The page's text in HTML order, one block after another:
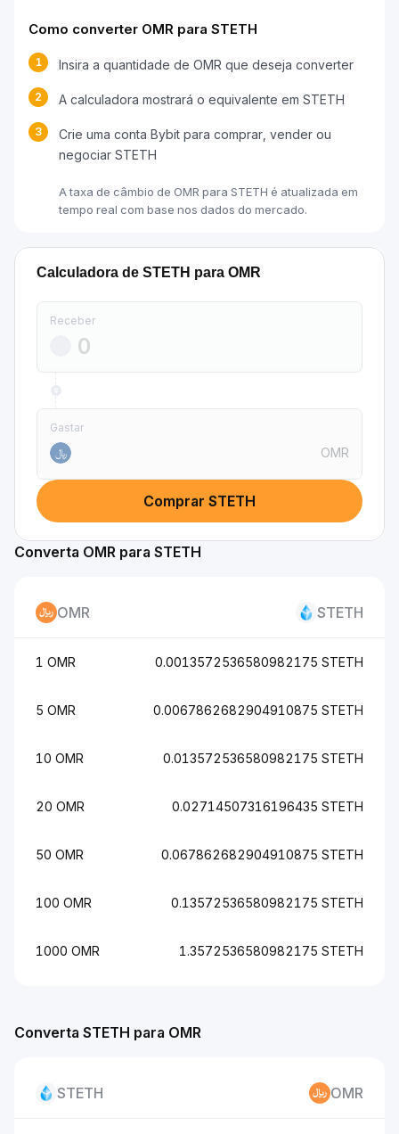
Como converter OMR para STETH
1 Insira a quantidade de OMR que deseja converter
2 A calculadora mostrará o equivalente em STETH
3
Crie uma conta Bybit para comprar, vender ou
negociar STETH
A taxa de câmbio de OMR para STETH é atualizada em
tempo real com base nos dados do mercado.
Calculadora de STETH para OMR
Receber
Gastar
﷼
OMR
Comprar STETH
Converta STETH para OMR
STETH OMR
Converta OMR para STETH
OMR STETH
1 OMR 0.0013572536580982175 STETH
5 OMR 0.0067862682904910875 STETH
10 OMR 0.013572536580982175 STETH
20 OMR 0.02714507316196435 STETH
50 OMR 0.067862682904910875 STETH
100 OMR 0.13572536580982175 STETH
1000 OMR 1.3572536580982175 STETH